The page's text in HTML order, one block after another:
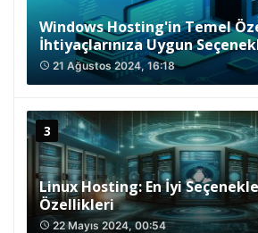
Windows Hosting'in Temel
İhtiyaçlarınıza Uygun
access_time 21 Ağustos 2024, 16:18
Linux Hosting: En İyi
Özellikleri
access_time 22 Mayıs 2024, 00:54